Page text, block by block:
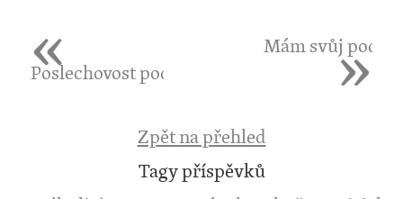
«
Poslechovost podcastů na Spotify
Mám svůj»
Zpět na přehled
Tagy příspěvků